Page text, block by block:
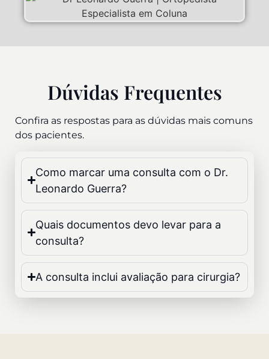
Dúvidas Frequentes
Confira as respostas para as dúvidas mais comuns
dos pacientes.
Como marcar uma consulta com o Dr.
Leonardo Guerra?
Quais documentos devo levar para a
consulta?
A consulta inclui avaliação para cirurgia?